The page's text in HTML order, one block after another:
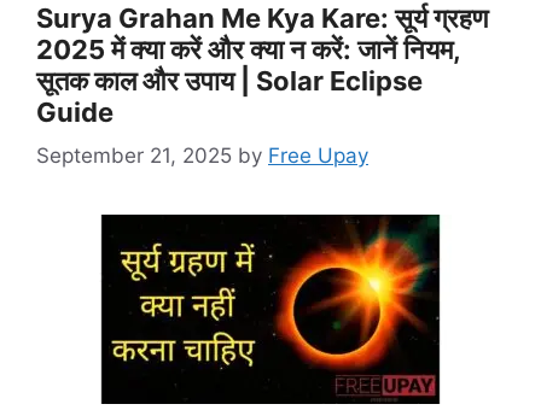
Surya Grahan Me Kya Kare: सूर्य ग्रहण
2025 में क्या करें और क्या न करें: जानें नियम,
सूतक काल और उपाय | Solar Eclipse
Guide
September 21, 2025 by Free Upay